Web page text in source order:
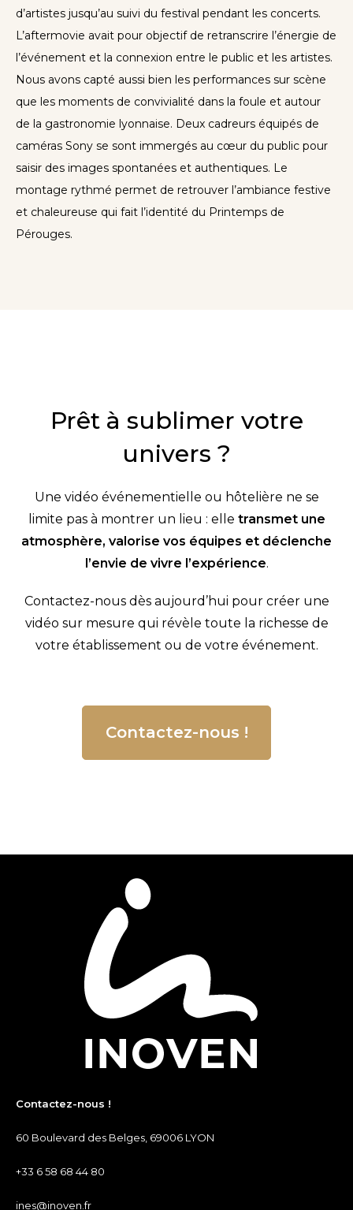
d’artistes jusqu’au suivi du festival pendant les concerts.
L’aftermovie avait pour objectif de retranscrire l’énergie de
l’événement et la connexion entre le public et les artistes.
Nous avons capté aussi bien les performances sur scène
que les moments de convivialité dans la foule et autour
de la gastronomie lyonnaise. Deux cadreurs équipés de
caméras Sony se sont immergés au cœur du public pour
saisir des images spontanées et authentiques. Le
montage rythmé permet de retrouver l’ambiance festive
et chaleureuse qui fait l’identité du Printemps de
Pérouges.
Prêt à sublimer votre
univers ?
Une vidéo événementielle ou hôtelière ne se
limite pas à montrer un lieu : elle transmet une
atmosphère, valorise vos équipes et déclenche
l’envie de vivre l’expérience.
Contactez-nous dès aujourd’hui pour créer une
vidéo sur mesure qui révèle toute la richesse de
votre établissement ou de votre événement.
Contactez-nous !
Contactez-nous !
60 Boulevard des Belges, 69006 LYON
+33 6 58 68 44 80
ines@inoven.fr